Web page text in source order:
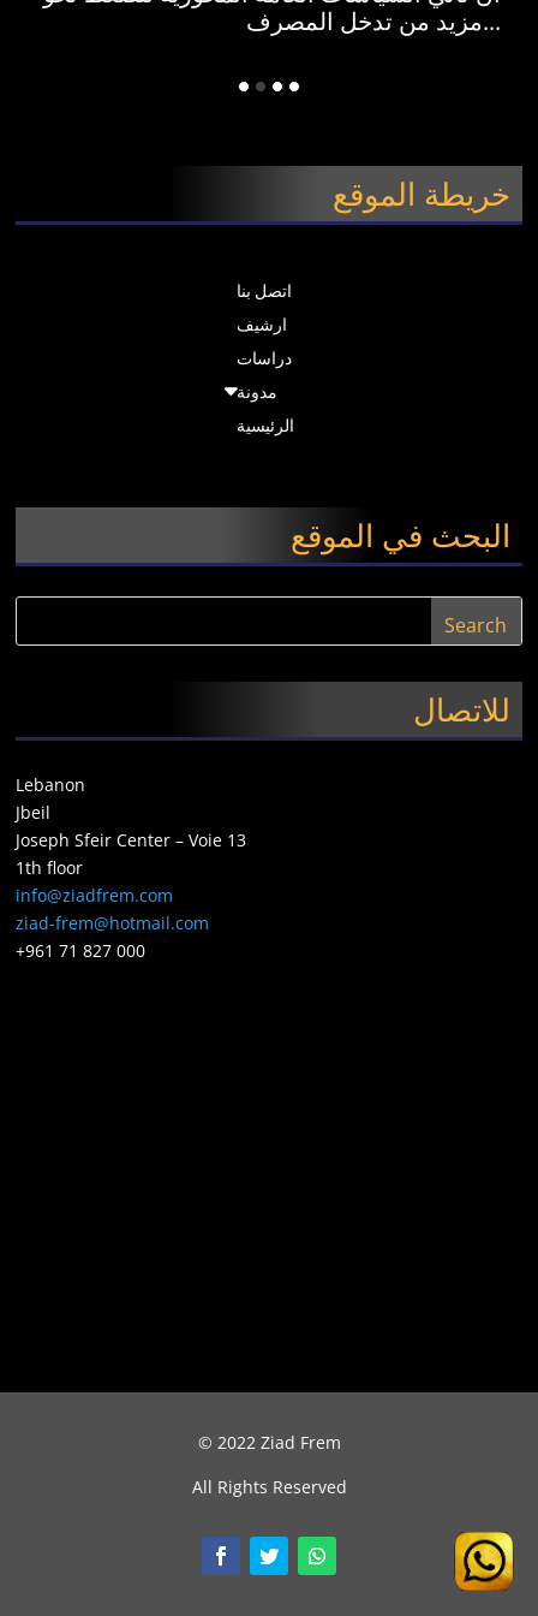
خريطة الموقع
اتصل بنا
ارشيف
دراسات
مدونة
الرئيسية
البحث في الموقع
للاتصال
Lebanon
Jbeil
Joseph Sfeir Center – Voie 13
1th floor
info@ziadfrem.com
ziad-frem@hotmail.com
+961 71 827 000
© 2022 Ziad Frem
All Rights Reserved